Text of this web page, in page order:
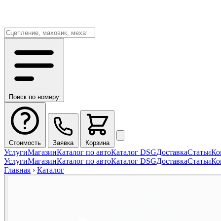
Поиск по номеру
Стоимость Заявка Корзина
УслугиМагазинКаталог по автоКаталог DSGДоставкаСтатьи
УслугиМагазинКаталог по автоКаталог DSGДоставкаСтатьи
Главная › Каталог